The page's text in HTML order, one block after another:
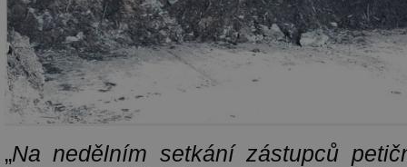
„Na nedělním setkání zástupců